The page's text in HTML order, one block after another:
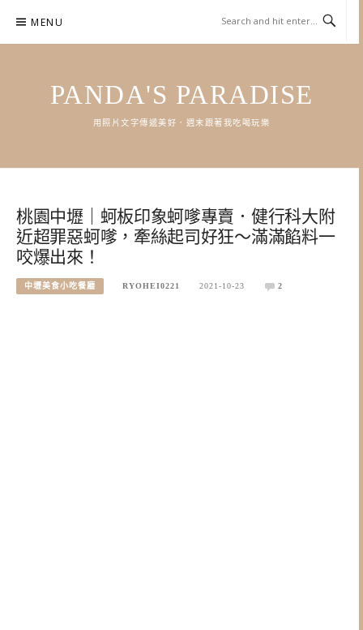
content
MENU
PANDA'S PARADISE
用照片文字傳遞美好．週末跟著我吃喝玩樂
桃園中壢｜蚵板印象蚵嗲專賣．健行科大附
近超罪惡蚵嗲，牽絲起司好狂～滿滿餡料一
咬爆出來！
中壢美食小吃餐廳 RYOHEI0221 2021-10-23 2